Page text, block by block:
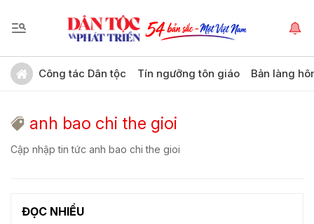
Công tác Dân tộc Tín ngưỡng tôn giáo Bản làng
anh bao chi the gioi
Cập nhập tin tức anh bao chi the gioi
ĐỌC NHIỀU